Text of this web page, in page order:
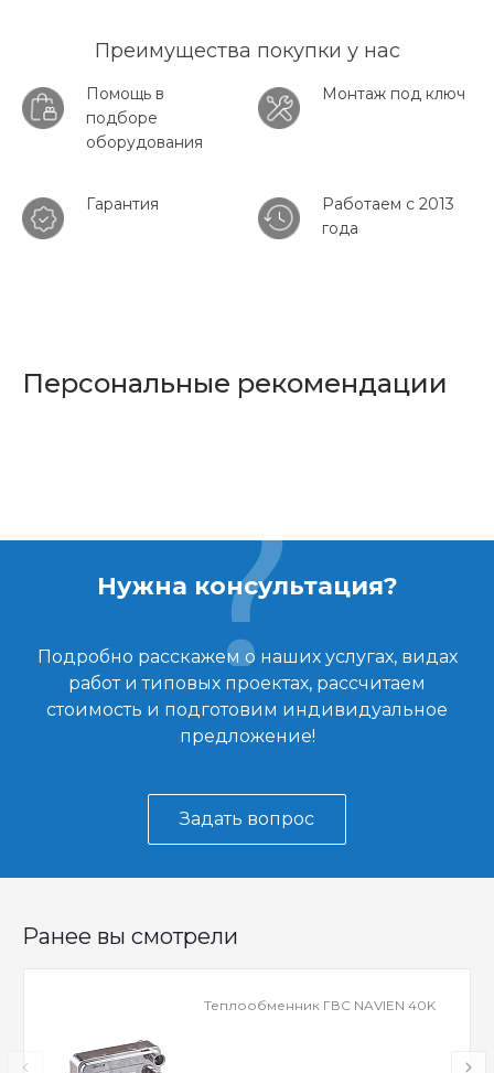
Преимущества покупки у нас
Помощь в
подборе
оборудования
Монтаж под ключ
Гарантия
Работаем с 2013
года
Персональные рекомендации
Нужна консультация?
Подробно расскажем о наших услугах, видах
работ и типовых проектах, рассчитаем
стоимость и подготовим индивидуальное
предложение!
Задать вопрос
Ранее вы смотрели
Теплообменник ГВС NAVIEN 40K